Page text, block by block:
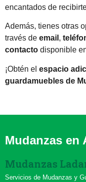
encantados de
Además, tienes otras
través de email ,
contacto disponible
¡Obtén el espacio
guardamuebles de
Mudanzas en
Mudanzas
Servicios de Mudanzas y